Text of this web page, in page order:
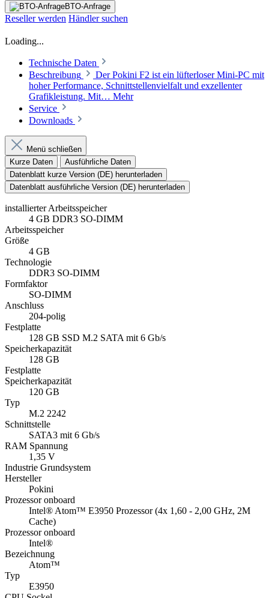
BTO-Anfrage
Reseller werden Händler suchen
Loading...
Technische Daten
Beschreibung
Der Pokini F2 ist ein lüfterloser Mini-PC mit
hoher Performance, Schnittstellenvielfalt und exzellenter
Grafikleistung. Mit… Mehr
Service
Downloads
Menü schließen
Kurze Daten
Ausführliche Daten
Datenblatt kurze Version (DE) herunterladen
Datenblatt ausführliche Version (DE) herunterladen
installierter Arbeitsspeicher
4 GB DDR3 SO-DIMM
Arbeitsspeicher
Größe
4 GB
Technologie
DDR3 SO-DIMM
Formfaktor
SO-DIMM
Anschluss
204-polig
Festplatte
128 GB SSD M.2 SATA mit 6 Gb/s
Speicherkapazität
128 GB
Festplatte
Speicherkapazität
120 GB
Typ
M.2 2242
Schnittstelle
SATA3 mit 6 Gb/s
RAM Spannung
1,35 V
Industrie Grundsystem
Hersteller
Pokini
Prozessor onboard
Intel® Atom™ E3950 Prozessor (4x 1,60 - 2,00 GHz, 2M
Cache)
Prozessor onboard
Intel®
Bezeichnung
Atom™
Typ
E3950